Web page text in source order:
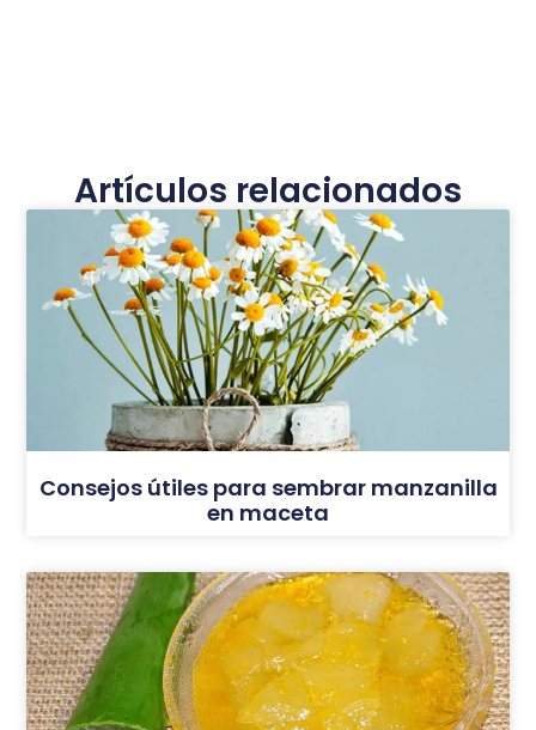
Artículos relacionados
Consejos útiles para sembrar manzanilla
en maceta